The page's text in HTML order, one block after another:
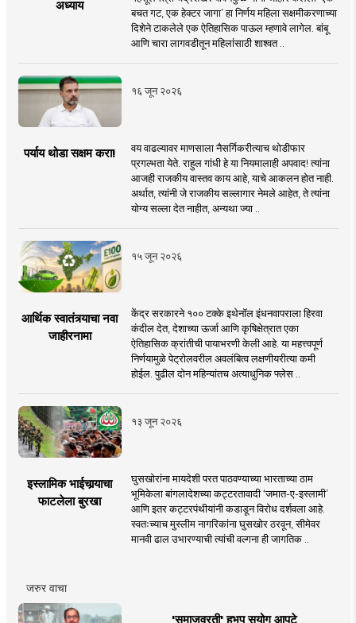
अध्याय
बचत गट, एक हेक्टर जागा’ हा निर्णय महिला सक्षमीकरणाच्या
दिशेने टाकलेले एक ऐतिहासिक पाऊल म्हणावे लागेल. बांबू
आणि चारा लागवडीतून महिलांसाठी शाश्वत ..
१६ जून २०२६
पर्याय थोडा सक्षम करा!
वय वाढल्यावर माणसाला नैसर्गिकरीत्याच थोडीफार
प्रगल्भता येते. राहुल गांधी हे या नियमालाही अपवाद! त्यांना
आजही राजकीय वास्तव काय आहे, याचे आकलन होत नाही.
अर्थात, त्यांनी जे राजकीय सल्लागार नेमले आहेत, ते त्यांना
योग्य सल्ला देत नाहीत, अन्यथा ज्या ..
१५ जून २०२६
आर्थिक स्वातंत्र्याचा नवा
जाहीरनामा
केंद्र सरकारने १०० टक्के इथेनॉल इंधनवापराला हिरवा
कंदील देत, देशाच्या ऊर्जा आणि कृषिक्षेत्रात एका
ऐतिहासिक क्रांतीची पायाभरणी केली आहे. या महत्त्वपूर्ण
निर्णयामुळे पेट्रोलवरील अवलंबित्व लक्षणीयरीत्या कमी
होईल. पुढील दोन महिन्यांतच अत्याधुनिक फ्लेस ..
१३ जून २०२६
इस्लामिक भाईचार्‍याचा
फाटलेला बुरखा
घुसखोरांना मायदेशी परत पाठवण्याच्या भारताच्या ठाम
भूमिकेला बांगलादेशच्या कट्टरतावादी ‘जमात-ए-इस्लामी’
आणि इतर कट्टरपंथीयांनी कडाडून विरोध दर्शवला आहे.
स्वतःच्याच मुस्लीम नागरिकांना घुसखोर ठरवून, सीमेवर
मानवी ढाल उभारण्याची त्यांची वल्गना ही जागतिक ..
जरुर वाचा
'समाजव्रती' हभप सुयोग आपटे